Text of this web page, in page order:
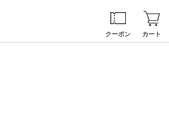
クーポン カート